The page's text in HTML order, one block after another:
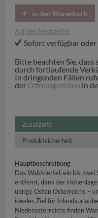
in den Warenkorb
Auf den Merkzettel
Sofort verfügbar
Bitte beachten Sie,
durch fortlaufende
In dringenden Fällen
der Öffnungszeiten in
Zusatzinfo
Produktsicherheit
Hauptbeschreibung
Das Waldviertel: ein bis
entfernt, dank der
übrige Osten Österreichs –
ideales Ziel für
Niederösterreichs finden